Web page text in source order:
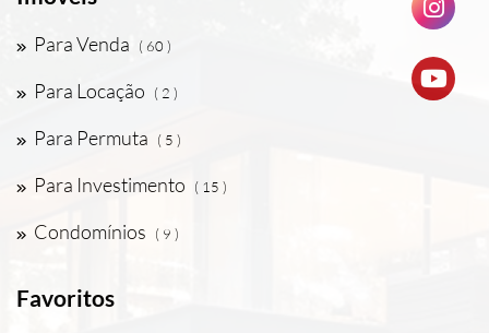
Para Venda ( 60 )
Para Locação ( 2 )
Para Permuta ( 5 )
Para Investimento ( 15 )
Condomínios ( 9 )
Favoritos